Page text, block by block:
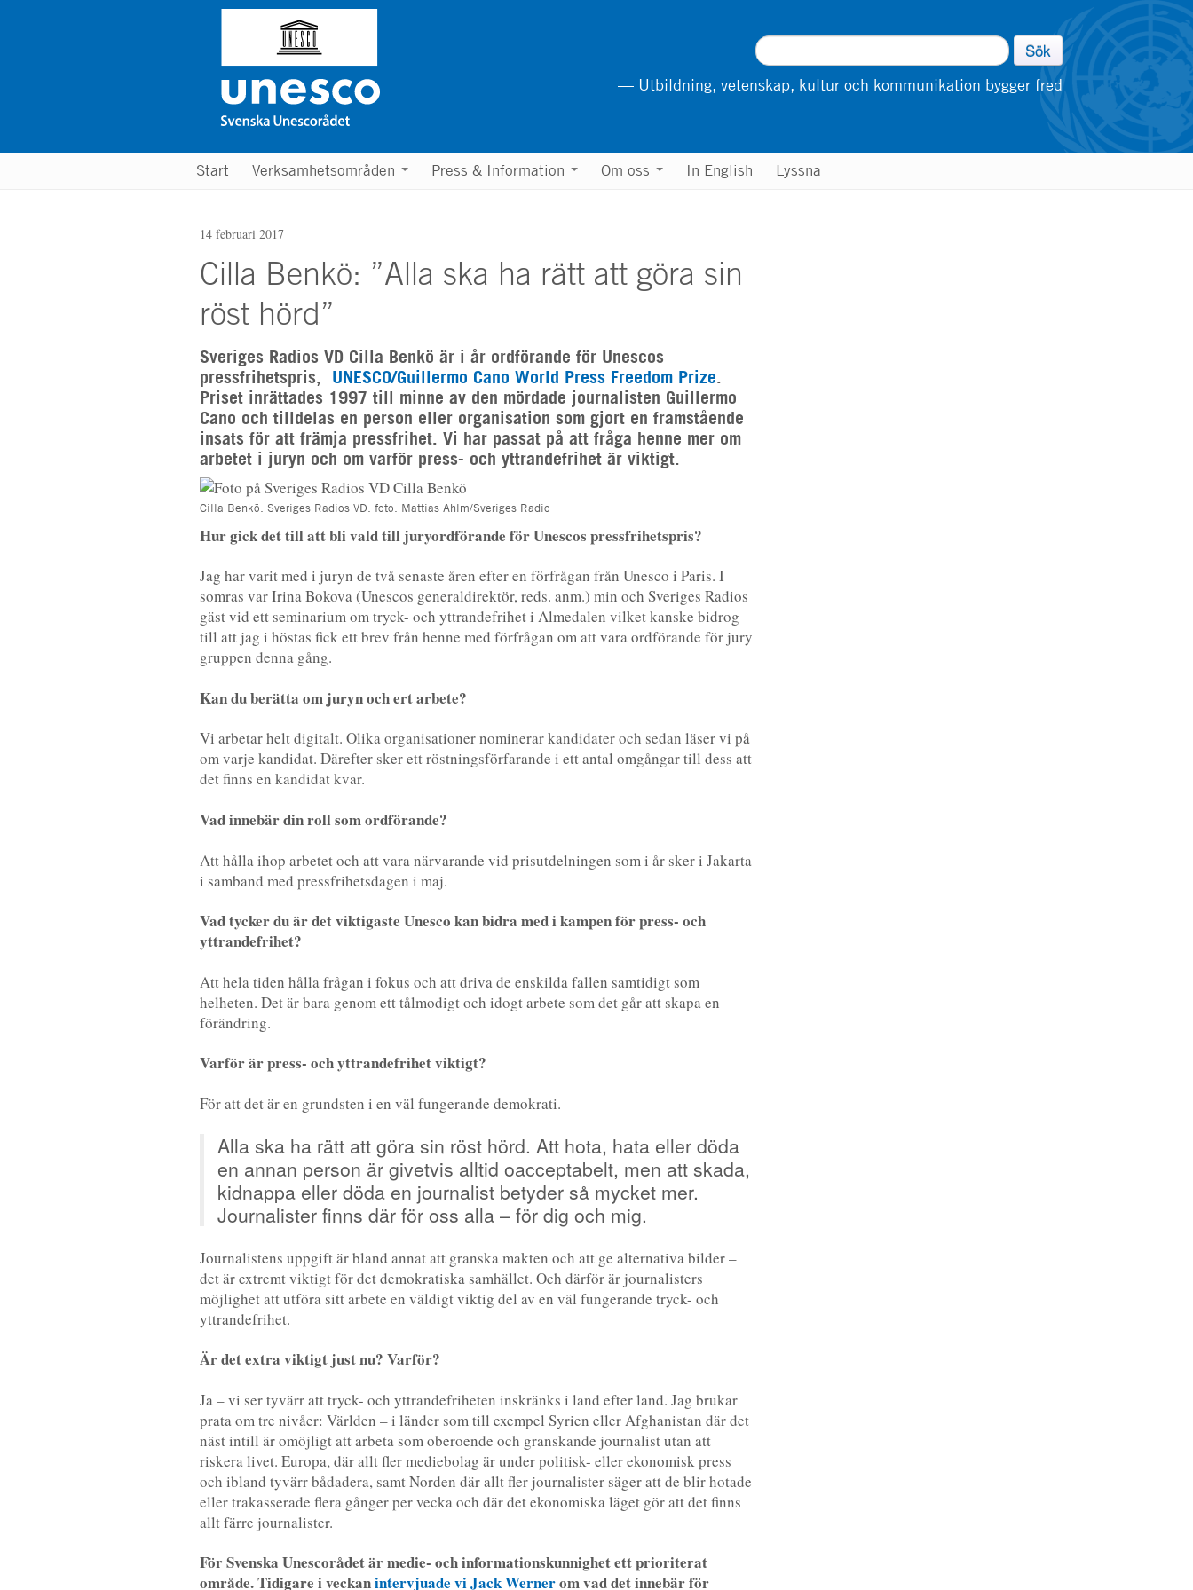
Sök
— Utbildning, vetenskap, kultur och kommunikation bygger fred
Start Verksamhetsområden Press & Information Om oss In English Lyssna
14 februari 2017
Cilla Benkö: ”Alla ska ha rätt att göra sin
röst hörd”
Sveriges Radios VD Cilla Benkö är i år ordförande för Unescos
pressfrihetspris, UNESCO/Guillermo Cano World Press Freedom Prize.
Priset inrättades 1997 till minne av den mördade journalisten Guillermo
Cano och tilldelas en person eller organisation som gjort en framstående
insats för att främja pressfrihet. Vi har passat på att fråga henne mer om
arbetet i juryn och om varför press- och yttrandefrihet är viktigt.
Cilla Benkö. Sveriges Radios VD. foto: Mattias Ahlm/Sveriges Radio
Hur gick det till att bli vald till juryordförande för Unescos pressfrihetspris?
Jag har varit med i juryn de två senaste åren efter en förfrågan från Unesco i Paris. I
somras var Irina Bokova (Unescos generaldirektör, reds. anm.) min och Sveriges Radios
gäst vid ett seminarium om tryck- och yttrandefrihet i Almedalen vilket kanske bidrog
till att jag i höstas fick ett brev från henne med förfrågan om att vara ordförande för jury
gruppen denna gång.
Kan du berätta om juryn och ert arbete?
Vi arbetar helt digitalt. Olika organisationer nominerar kandidater och sedan läser vi på
om varje kandidat. Därefter sker ett röstningsförfarande i ett antal omgångar till dess att
det finns en kandidat kvar.
Vad innebär din roll som ordförande?
Att hålla ihop arbetet och att vara närvarande vid prisutdelningen som i år sker i Jakarta
i samband med pressfrihetsdagen i maj.
Vad tycker du är det viktigaste Unesco kan bidra med i kampen för press- och
yttrandefrihet?
Att hela tiden hålla frågan i fokus och att driva de enskilda fallen samtidigt som
helheten. Det är bara genom ett tålmodigt och idogt arbete som det går att skapa en
förändring.
Varför är press- och yttrandefrihet viktigt?
För att det är en grundsten i en väl fungerande demokrati.
Alla ska ha rätt att göra sin röst hörd. Att hota, hata eller döda
en annan person är givetvis alltid oacceptabelt, men att skada,
kidnappa eller döda en journalist betyder så mycket mer.
Journalister finns där för oss alla – för dig och mig.
Journalistens uppgift är bland annat att granska makten och att ge alternativa bilder –
det är extremt viktigt för det demokratiska samhället. Och därför är journalisters
möjlighet att utföra sitt arbete en väldigt viktig del av en väl fungerande tryck- och
yttrandefrihet.
Är det extra viktigt just nu? Varför?
Ja – vi ser tyvärr att tryck- och yttrandefriheten inskränks i land efter land. Jag brukar
prata om tre nivåer: Världen – i länder som till exempel Syrien eller Afghanistan där det
näst intill är omöjligt att arbeta som oberoende och granskande journalist utan att
riskera livet. Europa, där allt fler mediebolag är under politisk- eller ekonomisk press
och ibland tyvärr bådadera, samt Norden där allt fler journalister säger att de blir hotade
eller trakasserade flera gånger per vecka och där det ekonomiska läget gör att det finns
allt färre journalister.
För Svenska Unescorådet är medie- och informationskunnighet ett prioriterat
område. Tidigare i veckanintervjuade vi Jack Wernerom vad det innebär för